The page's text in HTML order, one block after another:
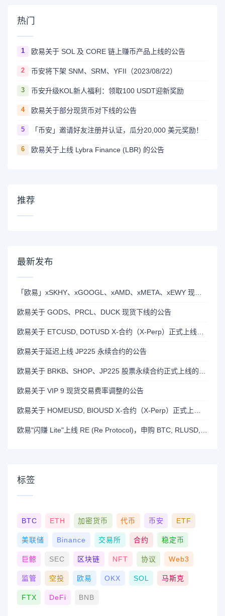
热门
1 欧易关于 SOL 及 CORE 链上赚币产品上线的公告
2 币安将下架 SNM、SRM、YFII（2023/08/22）
3 币安升级KOL新人福利：领取100 USDT迎新奖励
4 欧易关于部分现货币对下线的公告
5 「币安」邀请好友注册并认证，瓜分20,000 美元奖励！
6 欧易关于上线 Lybra Finance (LBR) 的公告
推荐
最新发布
欧易关于 GODS、PRCL、DUCK 现货下线的公告
欧易关于延迟上线 JP225 永续合约的公告
欧易关于 VIP 9 现货交易费率调整的公告
标签
BTC ETH 加密货币 代币 币安 ETF
美联储 Binance 交易所 合约 稳定币
巨鲸 SEC 区块链 NFT 协议 Web3
监管 空投 欧易 OKX SOL 马斯克
FTX DeFi BNB